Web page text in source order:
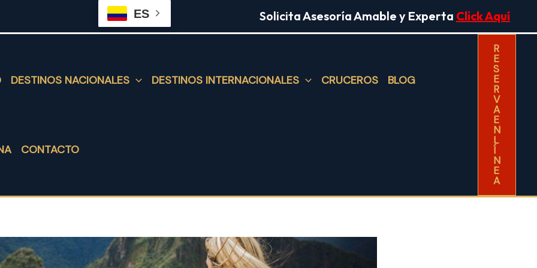
ES Solicita Asesoría Amable y Experta Click Aquí
DESTINOS NACIONALES DESTINOS INTERNACIONALES CRUCEROS BLOG
CONTACTO
R
E
S
E
R
V
A
E
N
L
Í
N
E
A